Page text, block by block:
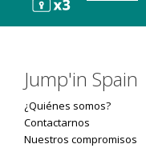
Jump'in Spain
¿Quiénes somos?
Contactarnos
Nuestros compromisos